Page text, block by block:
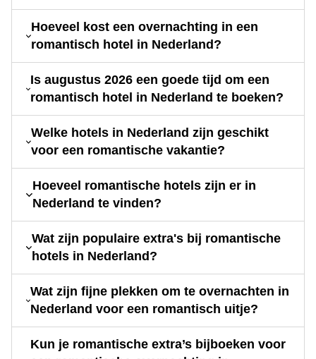
Hoeveel kost een overnachting in een
romantisch hotel in Nederland?
Is augustus 2026 een goede tijd om een
romantisch hotel in Nederland te boeken?
Welke hotels in Nederland zijn geschikt
voor een romantische vakantie?
Hoeveel romantische hotels zijn er in
Nederland te vinden?
Wat zijn populaire extra's bij romantische
hotels in Nederland?
Wat zijn fijne plekken om te overnachten in
Nederland voor een romantisch uitje?
Kun je romantische extra’s bijboeken voor